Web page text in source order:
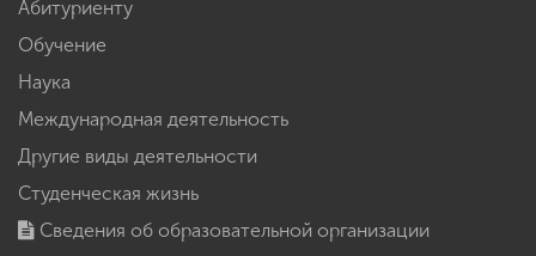
Абитуриенту
Обучение
Наука
Международная деятельность
Другие виды деятельности
Студенческая жизнь
Сведения об образовательной организации